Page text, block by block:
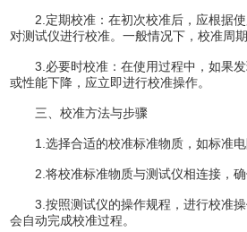
2.定期校准：在初次校准后，应根据使
对测试仪进行校准。一般情况下，校准周
3.必要时校准：在使用过程中，如果发
或性能下降，应立即进行校准操作。
三、校准方法与步骤
1.选择合适的校准标准物质，如标准电
2.将校准标准物质与测试仪相连接，确
3.按照测试仪的操作规程，进行校准操
会自动完成校准过程。